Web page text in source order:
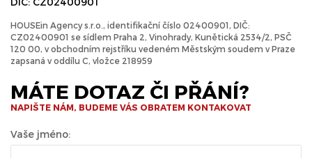
HOUSEin Agency s.r.o., identifikační číslo 02400901, DIČ:
CZ02400901 se sídlem Praha 2, Vinohrady, Kunětická 2534/2, PSČ
120 00, v obchodním rejstříku vedeném Městským soudem v Praze
zapsaná v oddílu C, vložce 218959
MÁTE DOTAZ ČI PŘÁNÍ?
NAPIŠTE NÁM, BUDEME VÁS OBRATEM KONTAKOVAT
Vaše jméno: